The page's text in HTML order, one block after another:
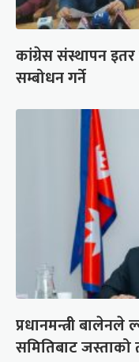
कांग्रेस संस्थापन
सम्बोधन गर्ने
प्रधानमन्त्री
समितिबाट